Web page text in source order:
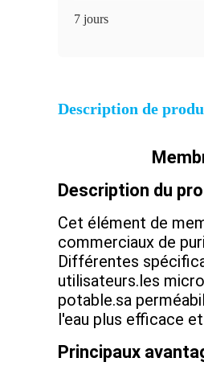
7 jours
Description de
Description du
Cet élément de
commerciaux de
Différentes
utilisateurs.les
potable.sa
l'eau plus efficace
Principaux